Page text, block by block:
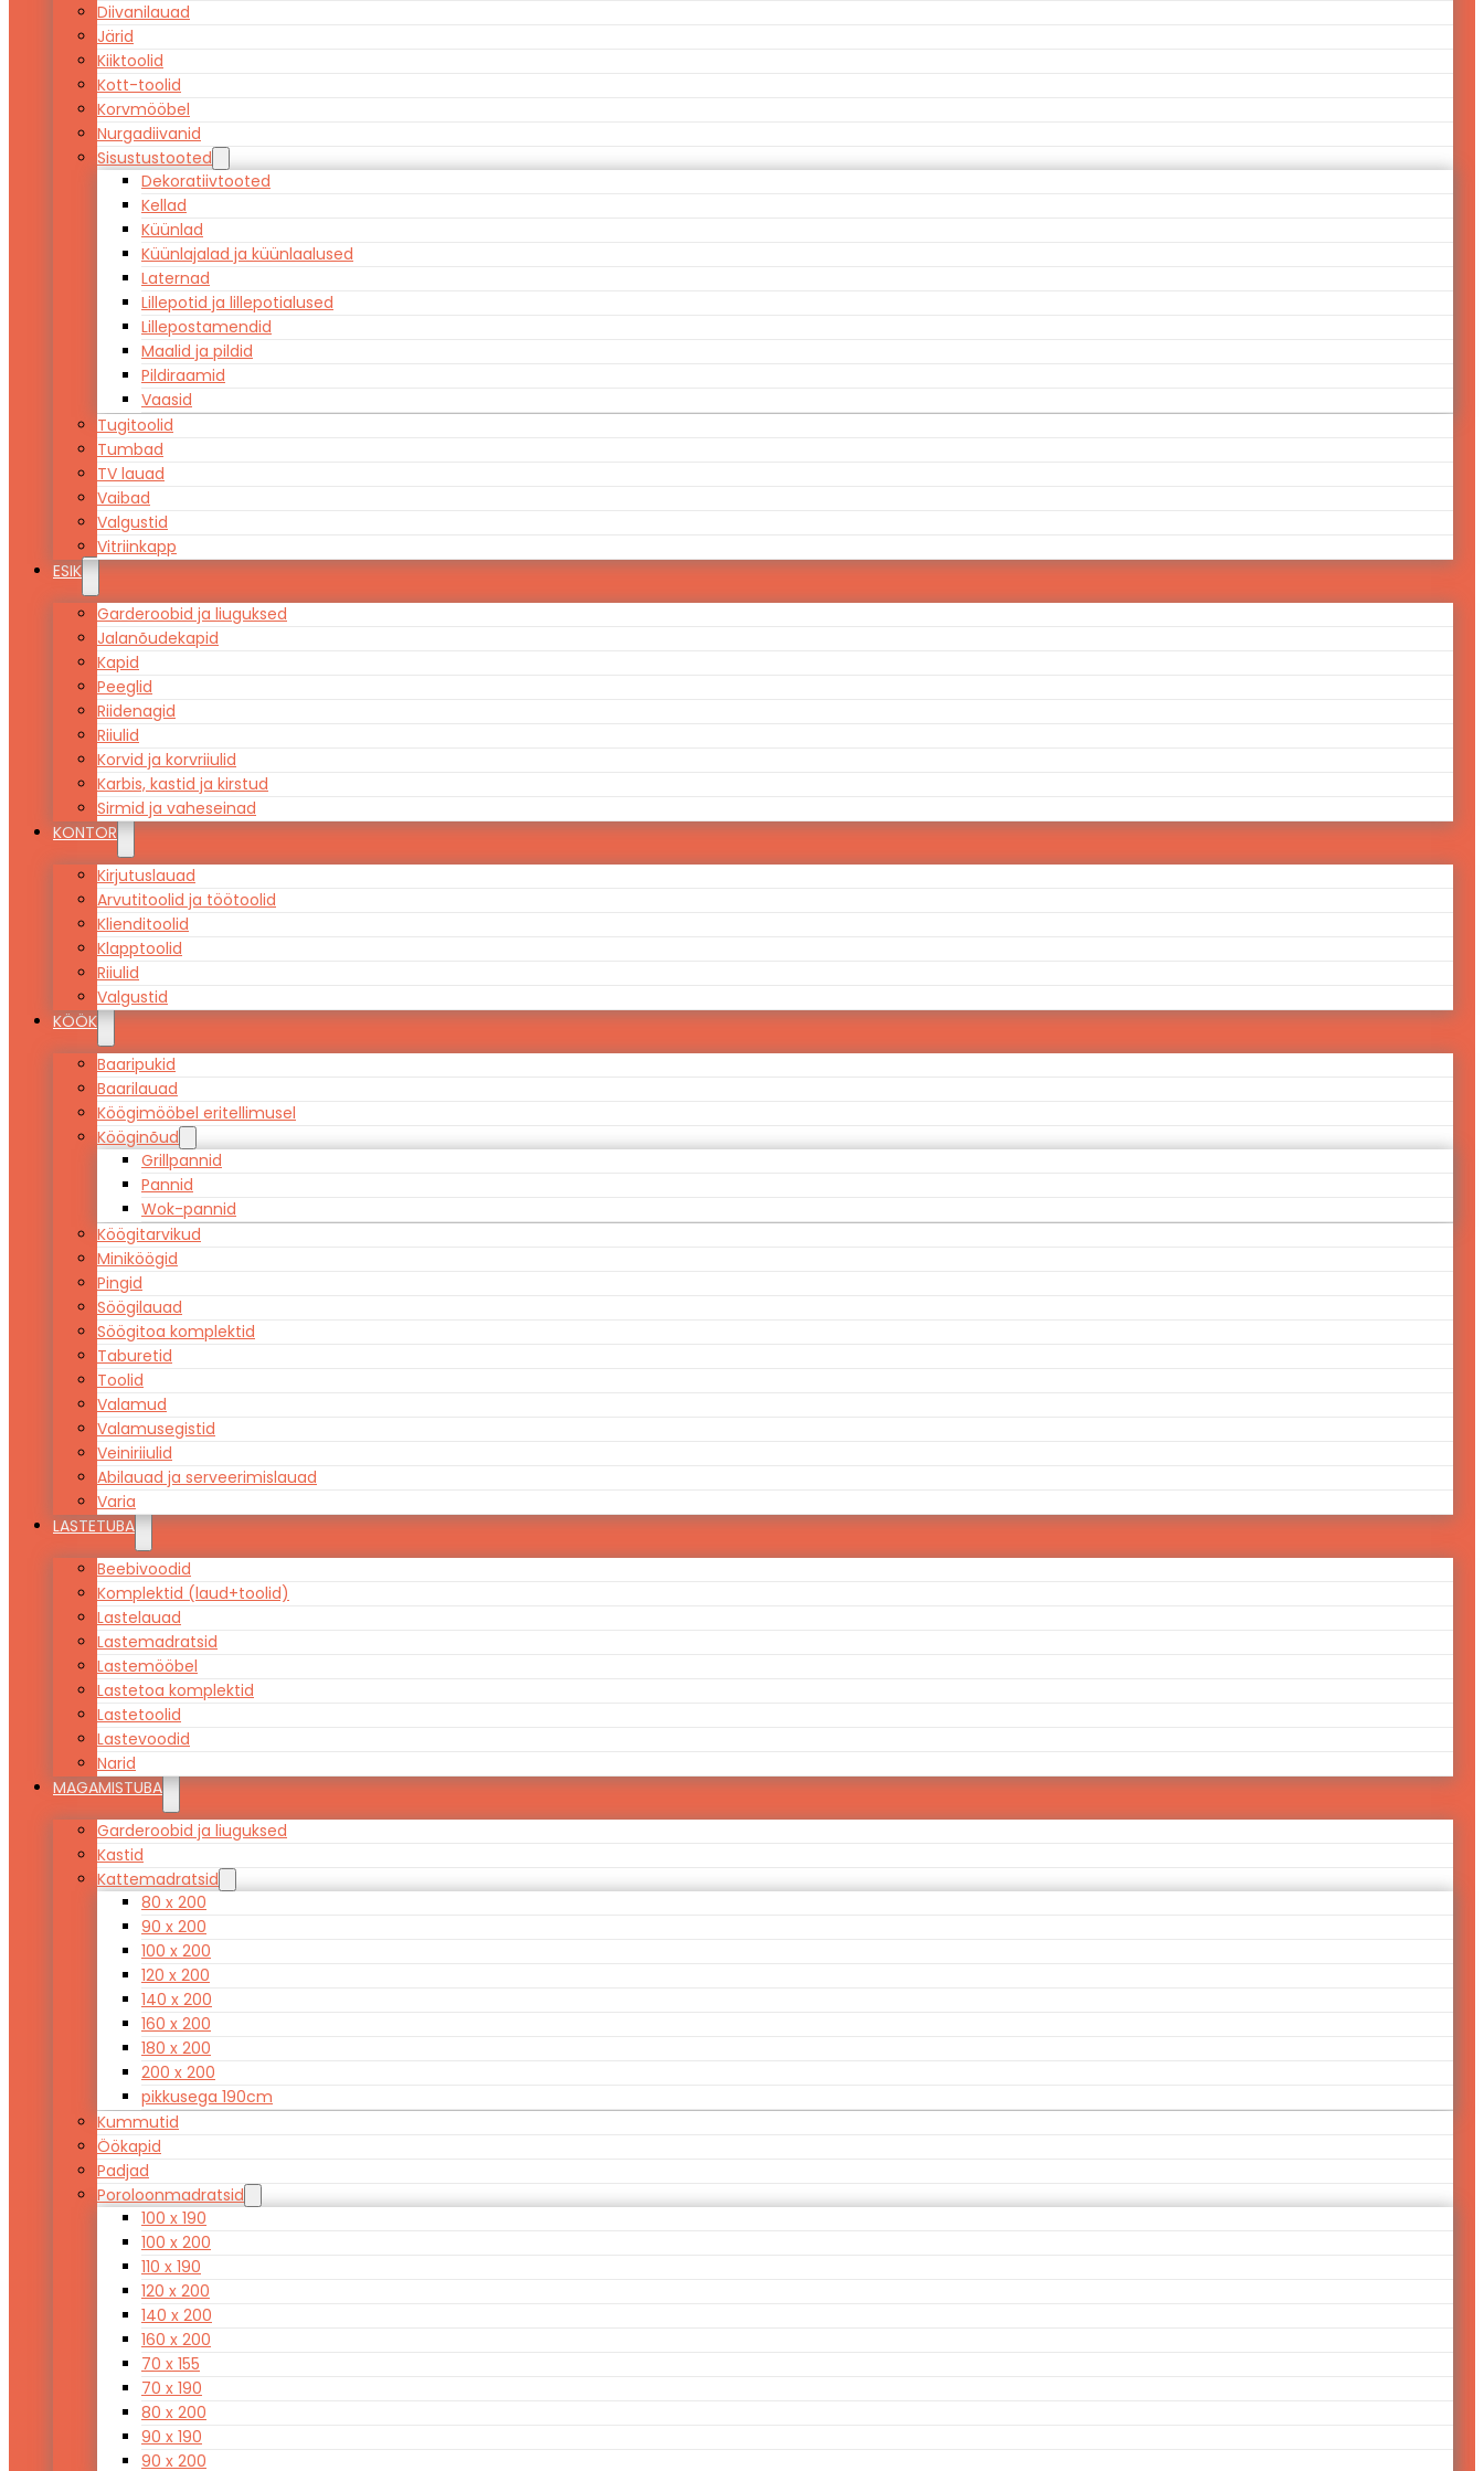
Diivanilauad
Järid
Kiiktoolid
Kott-toolid
Korvmööbel
Nurgadiivanid
Sisustustooted
Dekoratiivtooted
Kellad
Küünlad
Küünlajalad ja küünlaalused
Laternad
Lillepotid ja lillepotialused
Lillepostamendid
Maalid ja pildid
Pildiraamid
Vaasid
Tugitoolid
Tumbad
TV lauad
Vaibad
Valgustid
Vitriinkapp
ESIK
Garderoobid ja liuguksed
Jalanõudekapid
Kapid
Peeglid
Riidenagid
Riiulid
Korvid ja korvriiulid
Karbis, kastid ja kirstud
Sirmid ja vaheseinad
KONTOR
Kirjutuslauad
Arvutitoolid ja töötoolid
Klienditoolid
Klapptoolid
Riiulid
Valgustid
KÖÖK
Baaripukid
Baarilauad
Köögimööbel eritellimusel
Kööginõud
Grillpannid
Pannid
Wok-pannid
Köögitarvikud
Miniköögid
Pingid
Söögilauad
Söögitoa komplektid
Taburetid
Toolid
Valamud
Valamusegistid
Veiniriiulid
Abilauad ja serveerimislauad
Varia
LASTETUBA
Beebivoodid
Komplektid (laud+toolid)
Lastelauad
Lastemadratsid
Lastemööbel
Lastetoa komplektid
Lastetoolid
Lastevoodid
Narid
MAGAMISTUBA
Garderoobid ja liuguksed
Kastid
Kattemadratsid
80 x 200
90 x 200
100 x 200
120 x 200
140 x 200
160 x 200
180 x 200
200 x 200
pikkusega 190cm
Kummutid
Öökapid
Padjad
Poroloonmadratsid
100 x 190
100 x 200
110 x 190
120 x 200
140 x 200
160 x 200
70 x 155
70 x 190
80 x 200
90 x 190
90 x 200